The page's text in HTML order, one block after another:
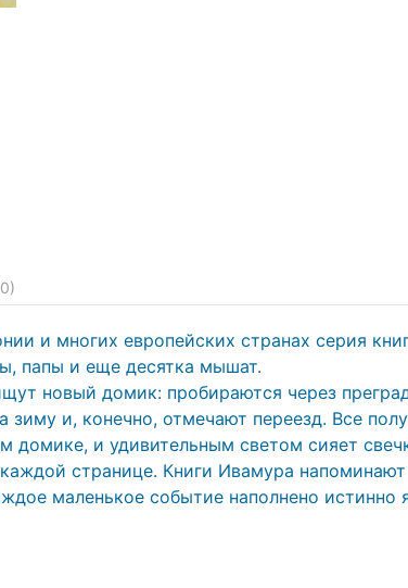
0)
и многих европейских странах серия
папы и еще десятка мышат.
новый домик: пробираются через
и, конечно, отмечают переезд. Все
и удивительным светом сияет
странице. Книги Ивамура
маленькое событие наполнено